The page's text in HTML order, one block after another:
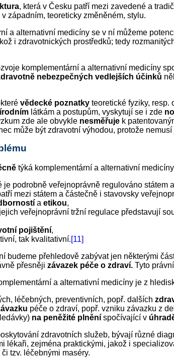
, která v Česku patří mezi zavedené a
západním, teoreticky změněném, stylu.
a alternativní medicíny se v ní můžeme
i zdravotnických prostředků; tedy
komplementární a alternativní medicíny
nebezpečných vedlejších účinků
vědecké poznatky teoretické fyziky, resp.
látkám a postupům, vyskytují se i zde
zde ale obvykle nesměřuje k
může být zdravotní výhodou, protože
týká komplementární a alternativní
je podrobně veřejnoprávně regulováno státem
mezi státem a částečně i stavovsky
a etikou,
veřejnoprávní tržní regulace představují
pojištění,
tak kvalitativní.[11]
budeme přehledově zabývat jen některými
přesněji závazek péče o zdraví. Tyto
a alternativní medicíny je z
léčebných, preventivních, popř. dalších
péče o zdraví, popř. vzniku závazku z
na peněžité plnění spočívající v
zdravotních služeb, bývají různé
lékaři, zejména praktickými, jakož i
tzv. léčebnými maséry.